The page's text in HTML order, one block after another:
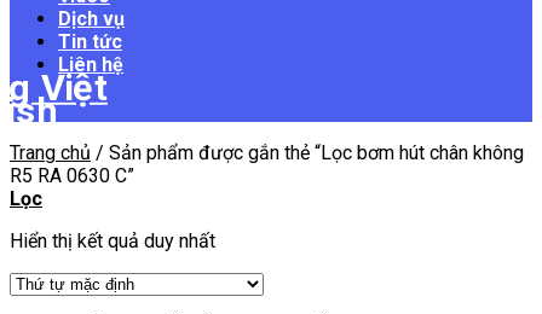
Dịch vụ
Tin tức
Liên hệ
Trang chủ / Sản phẩm được gắn thẻ “Lọc bơm hút chân không
R5 RA 0630 C”
Lọc
Hiển thị kết quả duy nhất